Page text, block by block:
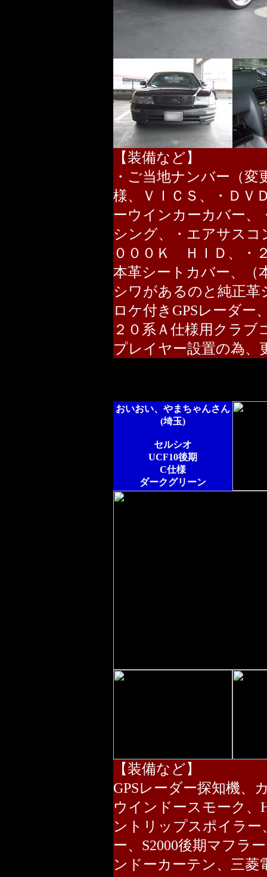
【装備など】
・ご当地ナンバー（変
様、ＶＩＣＳ、・ＤＶ
ーウインカーカバー、
シング、・エアサスコ
０００Ｋ ＨＩＤ、・
本革シートカバー、（
シワがあるのと純正革
ロケ付きGPSレーダー
２０系Ａ仕様用クラ
プレイヤー設置の為、
おいおい、やまちゃんさん
(埼玉)
セルシオ
UCF10後期
C仕様
ダークグリーン
【装備など】
GPSレーダー探知機、
ウインドースモーク、
ントリップスポイラ
ー、S2000後期マフラ
ンドーカーテン、三菱